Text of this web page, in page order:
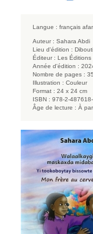
Langue : français
Auteur : Sahara Abdi
Lieu d'édition :
Éditeur : Les Éditions
Année d'édition :
Nombre de pages :
Illustration : Couleur
Format : 24 x 24 cm
ISBN : 978-2-
Âge de lecture : À